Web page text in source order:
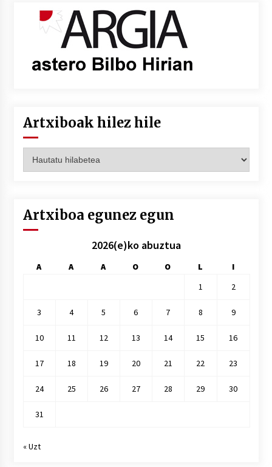
Artxiboak hilez hile
hilez
Artxiboa egunez egun
2026(e)ko abuztua
A A A O O L
I
1
2
3 4 5 6 7 8 9
10 11 12 13 14 15 16
17 18 19 20 21 22 23
24 25 26 27 28 29 30
31
« Uzt